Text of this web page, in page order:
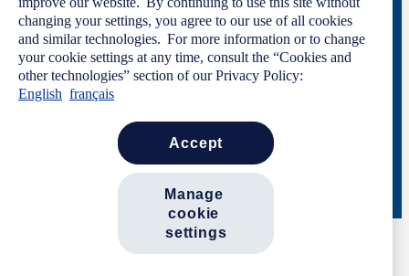
Code de conduite
Politique de confidentialité
Manage Cookie Settings
Conditions d’utilisation
Carrières
Salle de presse
© Allstate du Canada, compagnie d'assurance. Tous droits réservés, 2026.
changing your settings, you agree to our use of all cookies
and similar technologies. For more information or to change
your cookie settings at any time, consult the “Cookies and
other technologies” section of our Privacy Policy:
English français
accept
manage
cookie
settings